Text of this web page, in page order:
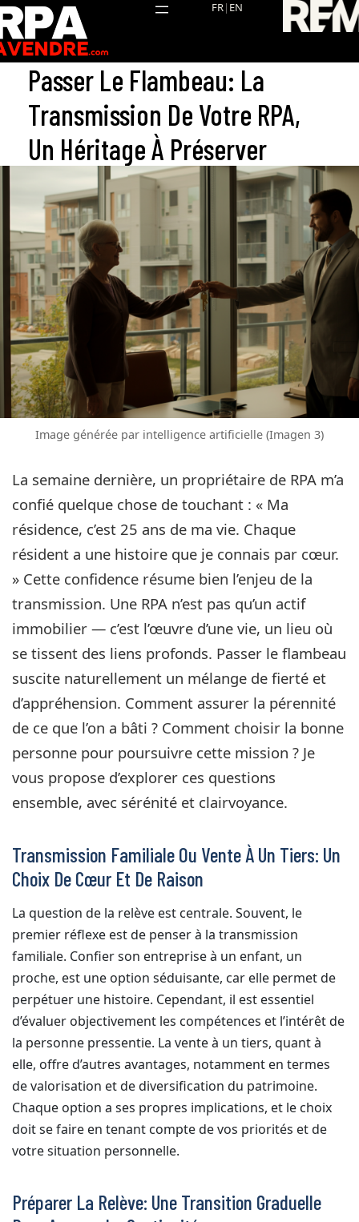
Aller
au
contenu
FR| EN
Passer Le Flambeau: La
Transmission De Votre RPA,
Un Héritage À Préserver
Image générée par intelligence artificielle (Imagen 3)
La semaine dernière, un propriétaire de RPA m’a
confié quelque chose de touchant : « Ma
résidence, c’est 25 ans de ma vie. Chaque
résident a une histoire que je connais par cœur.
» Cette confidence résume bien l’enjeu de la
transmission. Une RPA n’est pas qu’un actif
immobilier — c’est l’œuvre d’une vie, un lieu où
se tissent des liens profonds. Passer le flambeau
suscite naturellement un mélange de fierté et
d’appréhension. Comment assurer la pérennité
de ce que l’on a bâti ? Comment choisir la bonne
personne pour poursuivre cette mission ? Je
vous propose d’explorer ces questions
ensemble, avec sérénité et clairvoyance.
Transmission Familiale Ou Vente À Un Tiers: Un
Choix De Cœur Et De Raison
La question de la relève est centrale. Souvent, le
premier réflexe est de penser à la transmission
familiale. Confier son entreprise à un enfant, un
proche, est une option séduisante, car elle permet de
perpétuer une histoire. Cependant, il est essentiel
d’évaluer objectivement les compétences et l’intérêt de
la personne pressentie. La vente à un tiers, quant à
elle, offre d’autres avantages, notamment en termes
de valorisation et de diversification du patrimoine.
Chaque option a ses propres implications, et le choix
doit se faire en tenant compte de vos priorités et de
votre situation personnelle.
Préparer La Relève: Une Transition Graduelle